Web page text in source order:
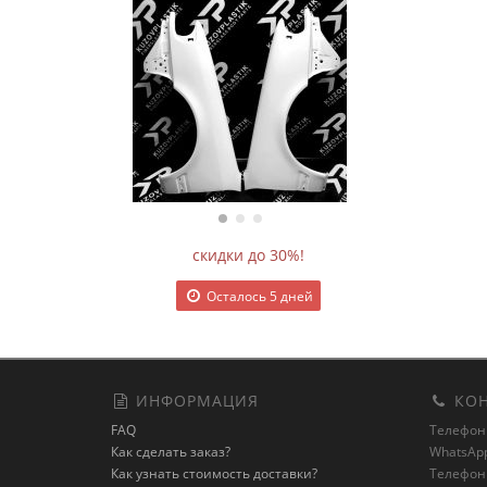
скидки до 30%!
Осталось 5 дней
ИНФОРМАЦИЯ
FAQ
Как сделать заказ?
Как узнать стоимость доставки?